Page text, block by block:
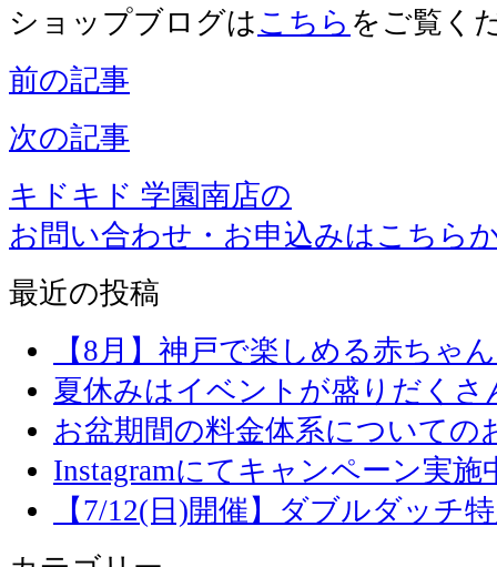
ショップブログは こちら をご覧く
前の記事
次の記事
キドキド 学園南店の
お問い合わせ・お申込みはこちら
最近の投稿
【8月】神戸で楽しめる赤ちゃ
夏休みはイベントが盛りだくさ
お盆期間の料金体系についての
Instagramにてキャンペーン実施
【7/12(日)開催】ダブルダッチ